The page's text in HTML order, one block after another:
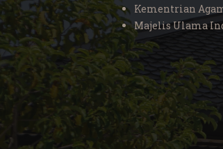
Kementrian
Majelis Ulama